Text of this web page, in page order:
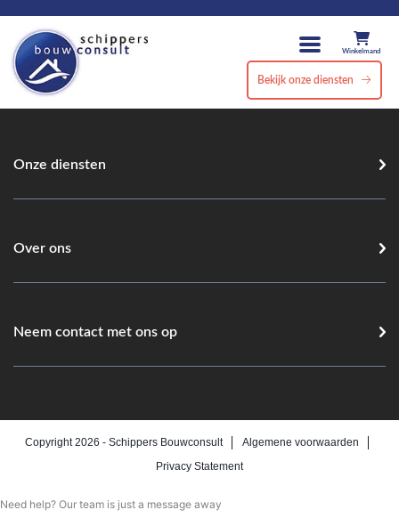
Winkelmand
Bekijk onze diensten
Onze diensten
Over ons
Neem contact met ons op
Copyright 2026 - Schippers Bouwconsult
Algemene voorwaarden
Privacy Statement
Need help? Our team is just a message away